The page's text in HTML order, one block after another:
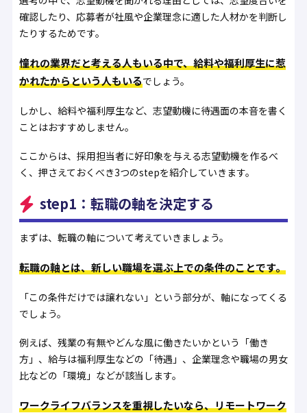
確認したり、応募者が社風や企業理念に適した人材かを判断し
たりするためです。
憧れの業界だと考える人もいる中で、給料や福利厚生に惹
かれたからという人もいるでしょう。
しかし、給料や福利厚生など、志望動機に待遇面の本音を書く
ことはおすすめしません。
ここからは、採用担当者に好印象を与える志望動機を作るべ
く、押さえておくべき3つのstepを紹介していきます。
step1：転職の軸を決定する
まずは、転職の軸について考えていきましょう。
転職の軸とは、新しい職場を選ぶ上での条件のことです。
「この条件だけでは譲れない」という部分が、軸になってくる
でしょう。
例えば、残業の有無やどんな風に働きたいかという「働き
方」、給与は福利厚生などの「待遇」、企業理念や職場の男女
比などの「環境」などが該当します。
ワークライフバランスを重視したいなら、リモートワーク